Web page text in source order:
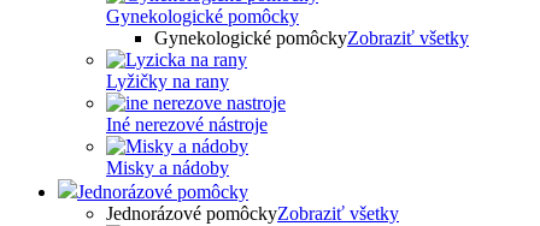
Gynekologické pomôcky
Gynekologické pomôckyZobraziť všetky
Lyžičky na rany
Iné nerezové nástroje
Misky a nádoby
Jednorázové pomôcky
Jednorázové pomôckyZobraziť všetky